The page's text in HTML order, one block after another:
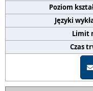
Poziom
Języki
Limit
Czas